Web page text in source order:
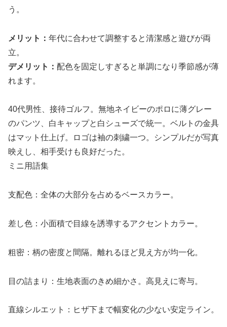
う。
メリット： 年代に合わせて調整すると清潔感と遊びが両
立。
デメリット： 配色を固定しすぎると単調になり季節感が薄
れます。
40代男性、接待ゴルフ。無地ネイビーのポロに薄グレー
のパンツ、白キャップと白シューズで統一。ベルトの金具
はマット仕上げ。ロゴは袖の刺繍一つ。シンプルだが写真
映えし、相手受けも良好だった。
ミニ用語集
支配色：全体の大部分を占めるベースカラー。
差し色：小面積で目線を誘導するアクセントカラー。
粗密：柄の密度と間隔。離れるほど見え方が均一化。
目の詰まり：生地表面のきめ細かさ。高見えに寄与。
直線シルエット：ヒザ下まで幅変化の少ない安定ライン。